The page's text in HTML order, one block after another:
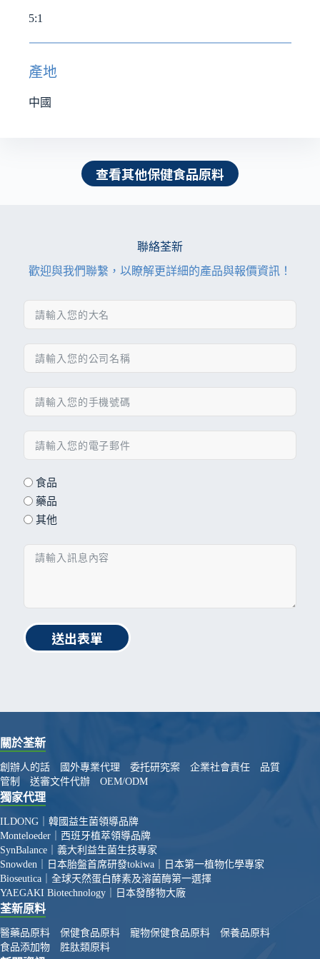
5:1
產地
中國
查看其他保健食品原料
聯絡荃新
歡迎與我們聯繫，以瞭解更詳細的產品與報價資訊！
食品
藥品
其他
送出表單
關於荃新
創辦人的話 國外專業代理 委托研究案 企業社會責任
品質
管制
送審文件代辦 OEM/ODM
獨家代理
ILDONG｜韓國益生菌領導品牌
Monteloeder｜西班牙植萃領導品牌
SynBalance｜義大利益生菌生技專家
Snowden｜日本胎盤首席研發tokiwa｜日本第一植物化學專家
Bioseutica｜全球天然蛋白酵素及溶菌酶第一選擇
YAEGAKI Biotechnology｜日本發酵物大廠
荃新原料
醫藥品原料 保健食品原料 寵物保健食品原料
保養品原料
食品添加物
胜肽類原料